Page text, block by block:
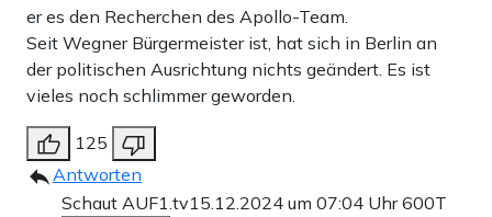
er es den Recherchen des Apollo-Team.
Seit Wegner Bürgermeister ist, hat sich in Berlin an
der politischen Ausrichtung nichts geändert. Es ist
vieles noch schlimmer geworden.
125
Antworten
Schaut AUF1.tv15.12.2024 um 07:04 Uhr600T